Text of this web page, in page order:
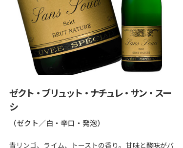
ゼクト・ブリュット・ナチュレ・サン・スー
シ
（ゼクト／白・辛口・発泡）
青リンゴ、ライム、トーストの香り。甘味と酸味がバ